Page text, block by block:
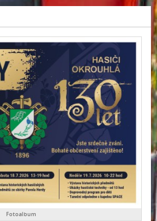
Fotoalbum